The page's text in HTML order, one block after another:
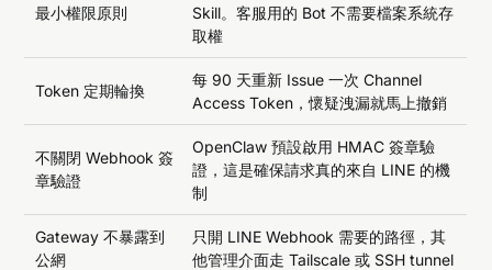
最小權限原則
Skill。客服用的 Bot 不需要檔案系統存
取權
Token 定期輪換
每 90 天重新 Issue 一次 Channel
Access Token，懷疑洩漏就馬上撤銷
不關閉 Webhook 簽
章驗證
OpenClaw 預設啟用 HMAC 簽章驗
證，這是確保請求真的來自 LINE 的機
制
Gateway 不暴露到
公網
只開 LINE Webhook 需要的路徑，其
他管理介面走 Tailscale 或 SSH tunnel